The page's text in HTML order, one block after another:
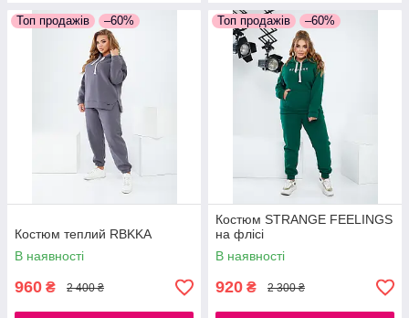
Топ продажів –60%
Костюм теплий RBKKA
В наявності
960 ₴ 2 400 ₴
Топ продажів –60%
Костюм STRANGE FEELINGS
на флісі
В наявності
920 ₴ 2 300 ₴